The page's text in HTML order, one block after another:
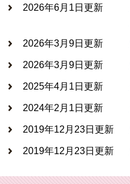
2026年6月1日更新
2026年3月9日更新
2026年3月9日更新
2025年4月1日更新
2024年2月1日更新
2019年12月23日更新
2019年12月23日更新